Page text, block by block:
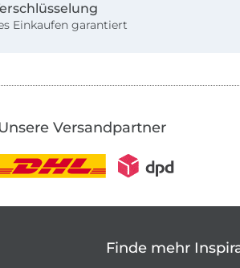
Einkaufen garantiert
Versandpartner
Finde mehr